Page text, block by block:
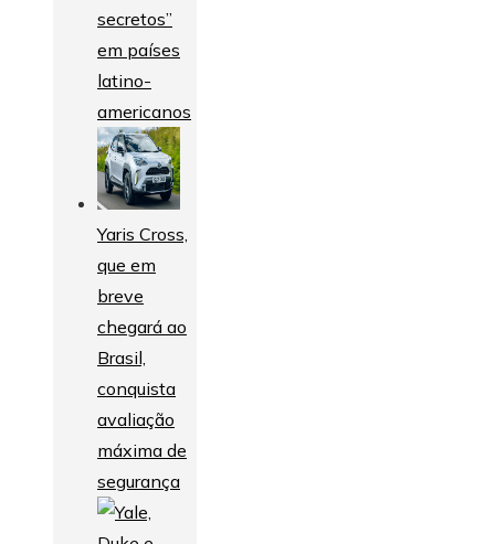
secretos”
em países
latino-
americanos
Yaris Cross,
que em
breve
chegará ao
Brasil,
conquista
avaliação
máxima de
segurança